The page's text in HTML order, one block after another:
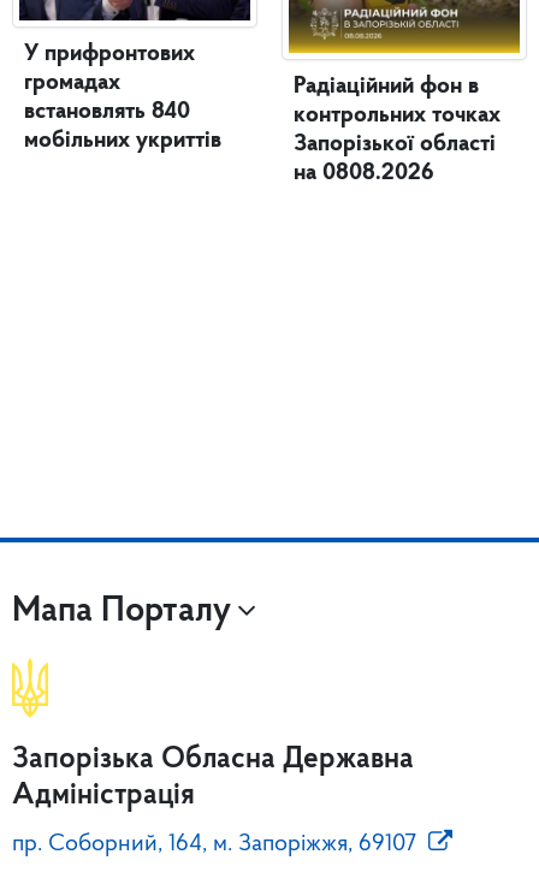
У прифронтових
громадах
встановлять 840
мобільних укриттів
Радіаційний фон в
контрольних точках
Запорізької області
на 0808.2026
Мапа Порталу
Запорізька Обласна Державна
Адміністрація
пр. Соборний, 164, м. Запоріжжя, 69107